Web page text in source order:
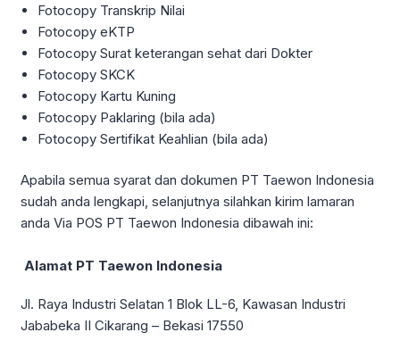
Fotocopy Transkrip Nilai
Fotocopy eKTP
Fotocopy Surat keterangan sehat dari Dokter
Fotocopy SKCK
Fotocopy Kartu Kuning
Fotocopy Paklaring (bila ada)
Fotocopy Sertifikat Keahlian (bila ada)
Apabila semua syarat dan dokumen PT Taewon Indonesia
sudah anda lengkapi, selanjutnya silahkan kirim lamaran
anda Via POS PT Taewon Indonesia dibawah ini:
Alamat PT Taewon Indonesia
Jl. Raya Industri Selatan 1 Blok LL-6, Kawasan Industri
Jababeka II Cikarang – Bekasi 17550